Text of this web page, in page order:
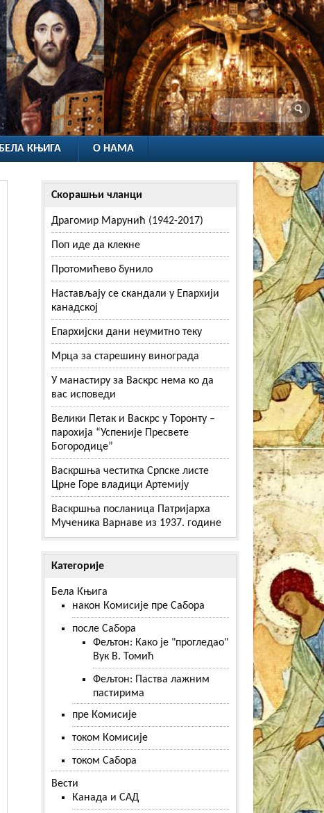
БЕЛА КЊИГА О НАМА
Скорашњи чланци
Драгомир Марунић (1942-2017)
Поп иде да клекне
Протомићево бунило
Настављају се скандали у Епархији
канадској
Епархијски дани неумитно теку
Мрца за старешину винограда
У манастиру за Васкрс нема ко да
вас исповеди
Велики Петак и Васкрс у Торонту –
парохија “Успеније Пресвете
Богородице”
Васкршња честитка Српске листе
Црне Горе владици Артемију
Васкршња посланица Патријарха
Мученика Варнаве из 1937. године
Категорије
Бела Књига
након Комисије пре Сабора
после Сабора
Фељтон: Како је "прогледао"
Вук В. Томић
Фељтон: Паства лажним
пастирима
пре Комисије
током Комисије
током Сабора
Вести
Канада и САД